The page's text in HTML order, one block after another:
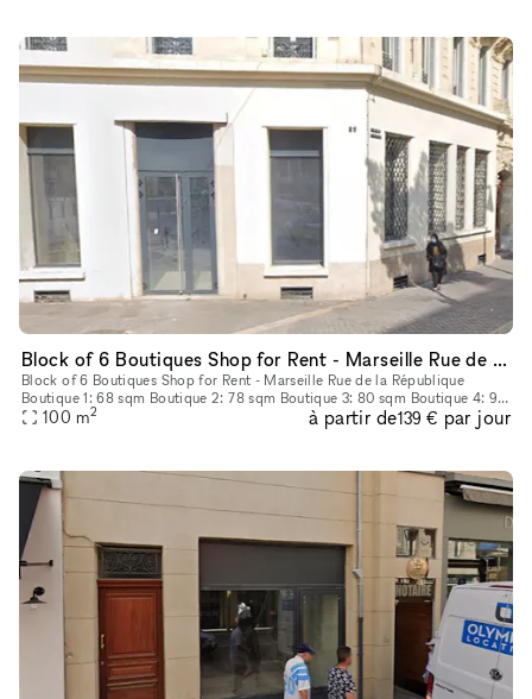
Block of 6 Boutiques Shop for Rent - Marseille Rue de la République
Block of 6 Boutiques Shop for Rent - Marseille Rue de la République
Boutique 1: 68 sqm Boutique 2: 78 sqm Boutique 3: 80 sqm Boutique 4: 90
sqm Boutique 5: 124 sqm Boutique 6: 135 sqm
100 m2 à partir de139 € par jour